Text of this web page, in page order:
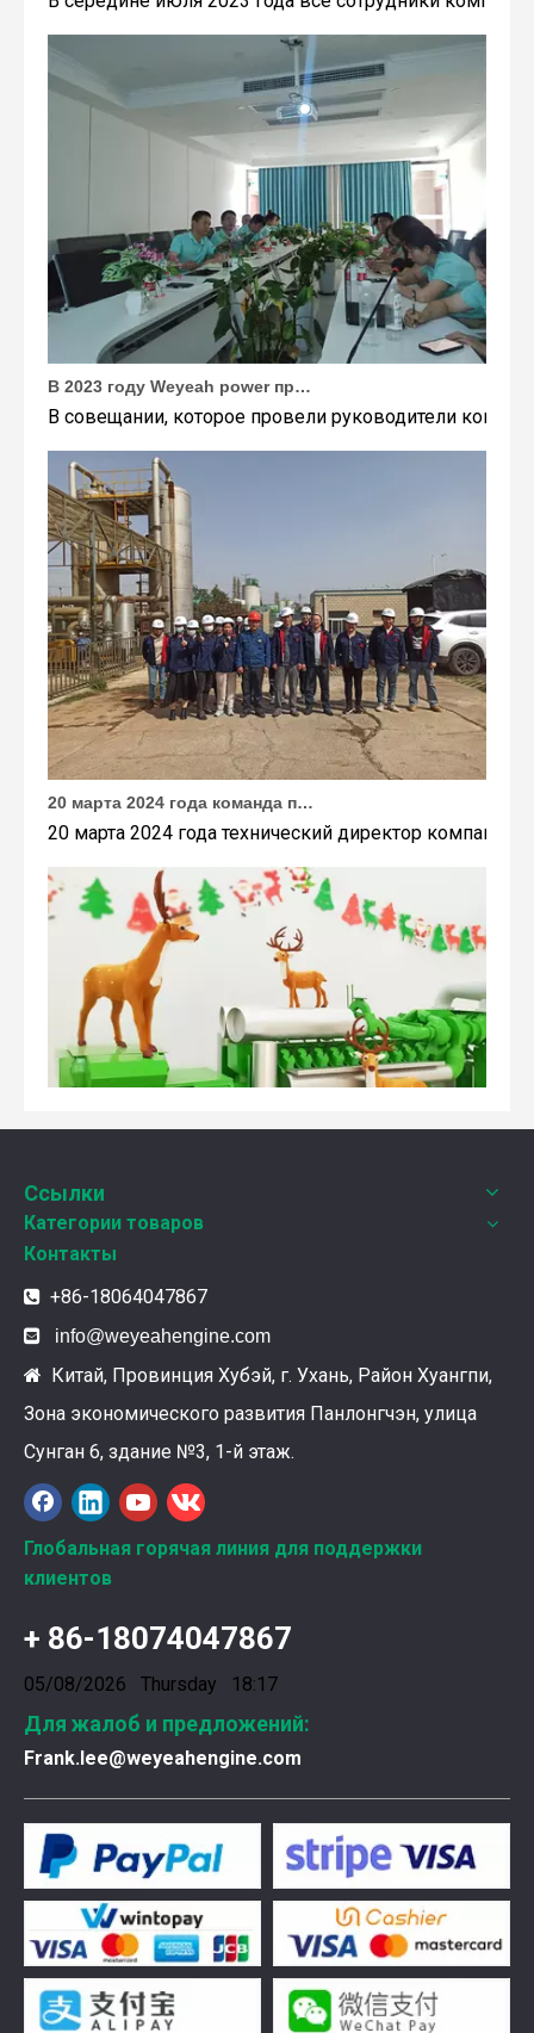
В совещании, которое провели руководители
20 марта 2024 года технический директор
В этот полный веселья и уюта момент, 25 декабря
Подшипники шатунных коленчатых валов Weyeah
Введена в эксплуатацию установка нового поколения на базе Jenbacher J624
Генераторная установка на природном газе,
Ссылки
Категории товаров
Контакты
 +86-18064047867
 info@weyeahengine.com
 Китай, Провинция Хубэй, г. Ухань, Район Хуангпи,
Зона экономического развития Панлонгчэн, улица
Сунган 6, здание №3, 1-й этаж.
Глобальная горячая линия для поддержки
клиентов
+ 86-18074047867
05/08/2026 Thursday 18:17
Для жалоб и предложений:
Frank.lee@weyeahengine.com